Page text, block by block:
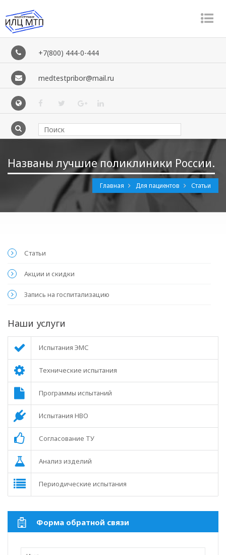
+7(800) 444-0-444
medtestpribor@mail.ru
Названы лучшие поликлиники России.
Главная Для пациентов Статьи
Статьи
Акции и скидки
Запись на госпитализацию
Наши услуги
Испытания ЭМС
Технические испытания
Программы испытаний
Испытания НВО
Согласование ТУ
Анализ изделий
Периодические испытания
Форма обратной связи